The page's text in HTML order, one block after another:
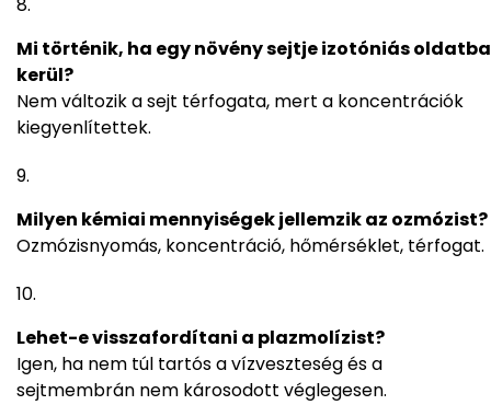
Mi történik, ha egy növény sejtje izotóniás oldatba
kerül?
Nem változik a sejt térfogata, mert a koncentrációk
kiegyenlítettek.
Milyen kémiai mennyiségek jellemzik az ozmózist?
Ozmózisnyomás, koncentráció, hőmérséklet, térfogat.
Lehet-e visszafordítani a plazmolízist?
Igen, ha nem túl tartós a vízveszteség és a
sejtmembrán nem károsodott véglegesen.